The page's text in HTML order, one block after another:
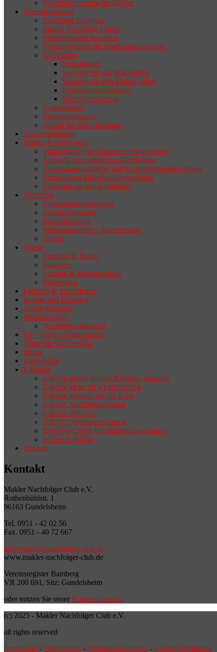
geeigneten Nachfolger findet, droht nicht
selten die Geschäftsaufgabe.
Nachfolgeplanung für Makler
Dienstleistungen
Nachfolge Fahrplan
Makler Nachfolge Check
Maklerbestand bewerten
Verkaufsexposé für Maklerunternehmen
Notfallplan
Notfallpaket
Vorsorge für das Maklerbüro
Vorsorge für den Makler selbst
Unternehmervollmacht
Nachfolgeplanung
Notfallordner
Versorgungswerk
Ablauf der Dienstleistung
Auszeichnungen
Fragen & Antworten
Vorbereitung zur Unternehmensübergabe
Auswahl des geeigneten Nachfolgers
Unternehmensanalyse und Unternehmensbewertung
Verhandlung über Kaufpreiszahlung
Übergabe an den Nachfolger
Netzwerk
Unternehmensberatung
Personalberatung
Rechtsberatung
Wirtschaftsprüfer / Steuerberater
Notare
Verein
Vorstand & Beirat
Standorte
Satzung & Beitragstabelle
Referenzen
Förderer & Spezialisten
Berater und Experten
Nachfolgerpool
Mitgliedschaft
Nachfolger-Mitglied
KI – Telefonassistentinnen
Tipps zur Vorbereitung
Presse
Downloads
E-Books
E-Book sieben Punkte Nachlass Strategie
E-Book Mehr für’s Lebenswerk
E-Book gestärkt aus der Krise
E-Book Nachfolgeplanung
E-Book DSGVO
DSGVO Webseiten-Check
DSGVO-Check für Maklerunternehmen
weitere E-Books
Kontakt
Kontakt
Makler Nachfolger Club e.V.
Rothenbühlstr. 1
96163 Gundelsheim
Tel. 0951 - 42 02 56
Fax. 0951 - 40 72 667
info@makler-nachfolger-club.de
www.makler-nachfolger-club.de
Vereinsregister Bamberg
VR 200 691, Sitz: Gundelsheim
oder nutzen Sie unser Kontaktformular
(c) 2025 - Makler Nachfolger Club e.V.
all rights reserved
Impressum - Datenschutz - Haftungsausschluss - Cookie-Richtlinien